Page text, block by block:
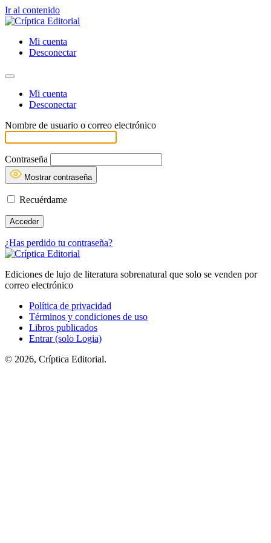
Ir al contenido
Mi cuenta
Desconectar
Mi cuenta
Desconectar
Nombre de usuario o correo electrónico
Contraseña
Mostrar contraseña
Recuérdame
¿Has perdido tu contraseña?
Ediciones de lujo de literatura sobrenatural que solo se venden por
correo electrónico
Política de privacidad
Términos y condiciones de uso
Libros publicados
Entrar (solo Logia)
© 2026, Críptica Editorial.